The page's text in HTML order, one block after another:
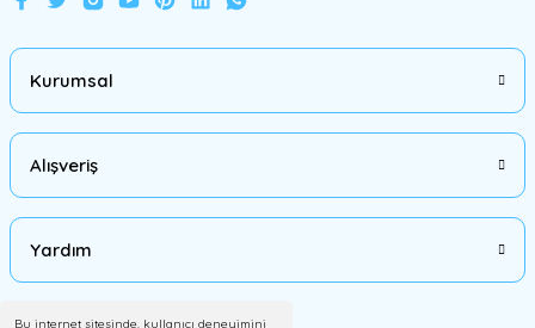
Bu internet sitesinde, kullanıcı deneyimini
Kurumsal
Alışveriş
Yardım